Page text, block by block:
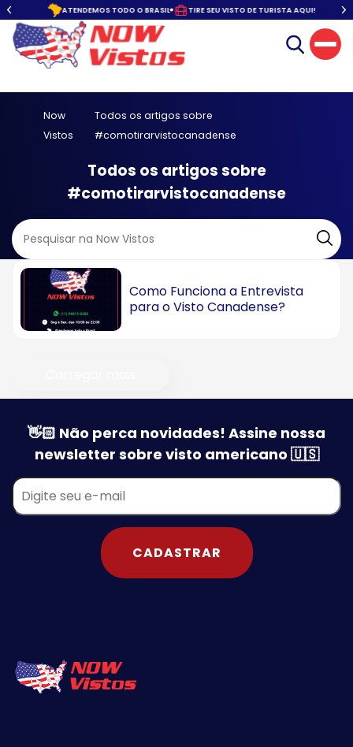
ATENDEMOS TODO O BRASIL TIRE SEU VISTO DE TURISTA AQUI!
Now
Vistos
Todos os artigos sobre
#comotirarvistocanadense
Todos os artigos sobre
#comotirarvistocanadense
Como Funciona a Entrevista
para o Visto Canadense?
👋🏻 Não perca novidades! Assine nossa
newsletter sobre visto americano 🇺🇸
CADASTRAR